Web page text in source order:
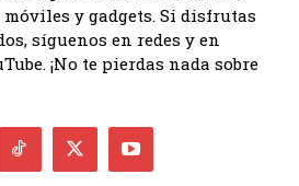
y gadgets. Si disfrutas
síguenos en redes y en
¡No te pierdas nada sobre